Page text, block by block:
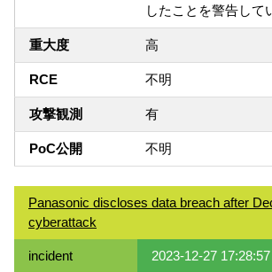
したことを警告して
重大度 高
RCE 不明
攻撃観測 有
PoC公開 不明
Panasonic discloses data breach after
cyberattack
incident 2023-12-27 17:28:57